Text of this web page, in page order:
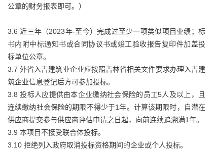
公章的财务报表即可。）
3.6 近三年（2023年-至今）完成过至少一项类似项目业绩；标
书内附中标通知书或合同协议书或竣工验收报告复印件加盖投
标单位公章。
3.7 外省入吉建筑业企业应按照吉林省相关文件要求办理入吉建
筑企业信息登记后方可参加投标。
3.8 投标人应提供由本企业缴纳社会保险的员工5人及以上，且
连续缴纳社会保险的期限不得少于1年。计算该期限时，自潜在
供应商提交参与供应商评估申请之日起，向前连续追溯满1年。
3.9 本项目不接受联合体投标。
3.10 拒绝列入政府取消投标资格期间的企业或个人投标。